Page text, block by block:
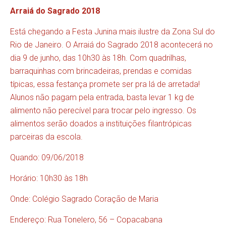
Arraiá do Sagrado 2018
Está chegando a Festa Junina mais ilustre da Zona Sul do
Rio de Janeiro. O Arraiá do Sagrado 2018 acontecerá no
dia 9 de junho, das 10h30 às 18h. Com quadrilhas,
barraquinhas com brincadeiras, prendas e comidas
típicas, essa festança promete ser pra lá de arretada!
Alunos não pagam pela entrada, basta levar 1 kg de
alimento não perecível para trocar pelo ingresso. Os
alimentos serão doados a instituições filantrópicas
parceiras da escola.
Quando: 09/06/2018
Horário: 10h30 às 18h
Onde: Colégio Sagrado Coração de Maria
Endereço: Rua Tonelero, 56 – Copacabana